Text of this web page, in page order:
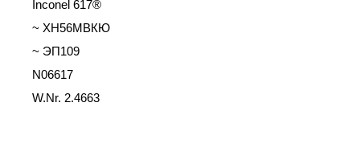
Inconel 617®
~ ХН56МВКЮ
~ ЭП109
N06617
W.Nr. 2.4663